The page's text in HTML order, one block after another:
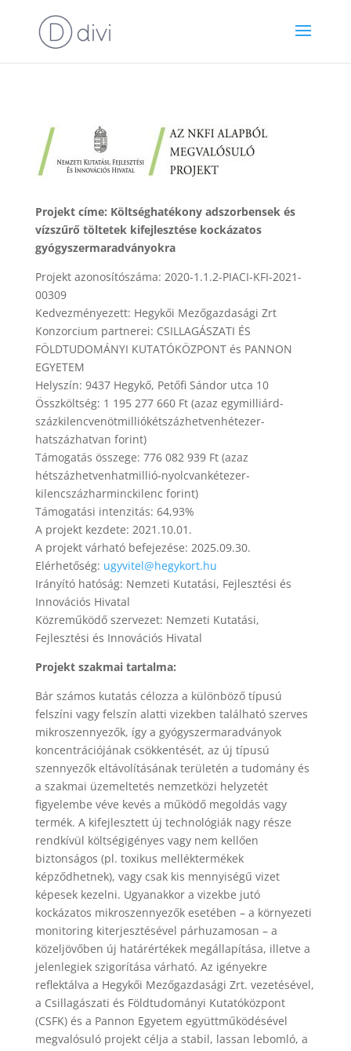
Projekt címe: Költséghatékony adszorbensek és
vízszűrő töltetek kifejlesztése kockázatos
gyógyszermaradványokra
Projekt azonosítószáma: 2020-1.1.2-PIACI-KFI-2021-
00309
Kedvezményezett: Hegykői Mezőgazdasági Zrt
Konzorcium partnerei: CSILLAGÁSZATI ÉS
FÖLDTUDOMÁNYI KUTATÓKÖZPONT és PANNON
EGYETEM
Helyszín: 9437 Hegykő, Petőfi Sándor utca 10
Összköltség: 1 195 277 660 Ft (azaz egymilliárd-
százkilencvenötmilliókétszázhetvenhétezer-
hatszázhatvan forint)
Támogatás összege: 776 082 939 Ft (azaz
hétszázhetvenhatmillió-nyolcvankétezer-
kilencszázharminckilenc forint)
Támogatási intenzitás: 64,93%
A projekt kezdete: 2021.10.01.
A projekt várható befejezése: 2025.09.30.
Elérhetőség: ugyvitel@hegykort.hu
Irányító hatóság: Nemzeti Kutatási, Fejlesztési és
Innovációs Hivatal
Közreműködő szervezet: Nemzeti Kutatási,
Fejlesztési és Innovációs Hivatal
Projekt szakmai tartalma:
Bár számos kutatás célozza a különböző típusú
felszíni vagy felszín alatti vizekben található szerves
mikroszennyezők, így a gyógyszermaradványok
koncentrációjának csökkentését, az új típusú
szennyezők eltávolításának területén a tudomány és
a szakmai üzemeltetés nemzetközi helyzetét
figyelembe véve kevés a működő megoldás vagy
termék. A kifejlesztett új technológiák nagy része
rendkívül költségigényes vagy nem kellően
biztonságos (pl. toxikus melléktermékek
képződhetnek), vagy csak kis mennyiségű vizet
képesek kezelni. Ugyanakkor a vizekbe jutó
kockázatos mikroszennyezők esetében – a környezeti
monitoring kiterjesztésével párhuzamosan – a
közeljövőben új határértékek megállapítása, illetve a
jelenlegiek szigorítása várható. Az igényekre
reflektálva a Hegykői Mezőgazdasági Zrt. vezetésével,
a Csillagászati és Földtudományi Kutatóközpont
(CSFK) és a Pannon Egyetem együttműködésével
megvalósuló projekt célja a stabil, lassan lebomló, a